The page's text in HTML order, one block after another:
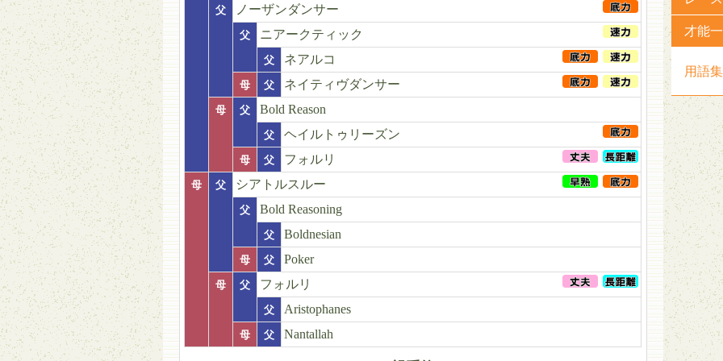
父 ノーザンダンサー
父 ニアークティック
父 ネアルコ
母 父 ネイティヴダンサー
母 父 Bold Reason
父 ヘイルトゥリーズン
母 父 フォルリ
母 父 シアトルスルー
父 Bold Reasoning
父 Boldnesian
母 父 Poker
母 父 フォルリ
父 Aristophanes
母 父 Nantallah
才能
用語集